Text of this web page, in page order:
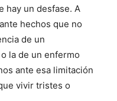
hay un desfase. A
hechos que no
de un
la de un enfermo
ante esa limitación
vivir tristes o